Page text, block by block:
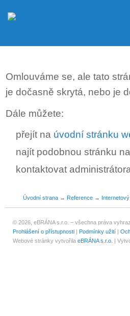
Omlouváme se, ale tato
je dočasně skrytá, nebo je
Dále můžete:
přejít na úvodní stránku
najít podobnou stránku na
kontaktovat
Úvodní strana → Reference →
© 2026, eBRÁNA s.r.o. – všechna práva
Prohlášení o přístupnosti | Podmínky užití |
Webové stránky vytvořila eBRÁNA s.r.o. |